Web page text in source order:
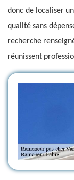
donc de localiser
qualité sans
recherche
réunissent